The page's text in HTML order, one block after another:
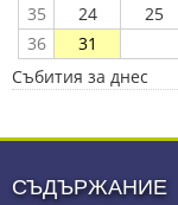
35
24 25
36
31
Събития за днес
СЪДЪРЖАНИЕ